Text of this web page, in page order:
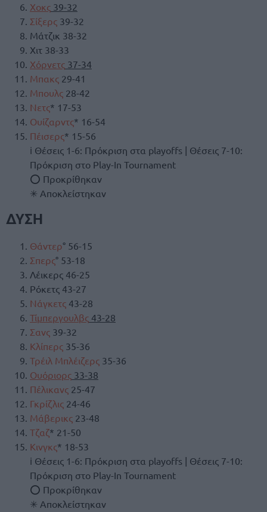
Χοκς 39-32
Σίξερς 39-32
Μάτζικ 38-32
Χιτ 38-33
Χόρνετς 37-34
Μπακς 29-41
Μπουλς 28-42
Νετς* 17-53
Ουίζαρντς* 16-54
Πέισερς* 15-56
ℹ Θέσεις 1-6: Πρόκριση στα playoffs | Θέσεις 7-10:
Πρόκριση στο Play-In Tournament
⭕ Προκρίθηκαν
✳ Αποκλείστηκαν
ΔΥΣΗ
Θάντερ° 56-15
Σπερς° 53-18
Λέικερς 46-25
Ρόκετς 43-27
Νάγκετς 43-28
Τίμπεργουλβς 43-28
Σανς 39-32
Κλίπερς 35-36
Τρέιλ Μπλέιζερς 35-36
Ουόριορς 33-38
Πέλικανς 25-47
Γκρίζλις 24-46
Μάβερικς 23-48
Τζαζ* 21-50
Κινγκς* 18-53
ℹ Θέσεις 1-6: Πρόκριση στα playoffs | Θέσεις 7-10:
Πρόκριση στο Play-In Tournament
⭕ Προκρίθηκαν
✳ Αποκλείστηκαν